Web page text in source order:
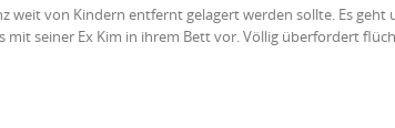
weit von Kindern entfernt gelagert werden sollte. Es geht
mit seiner Ex Kim in ihrem Bett vor. Völlig überfordert